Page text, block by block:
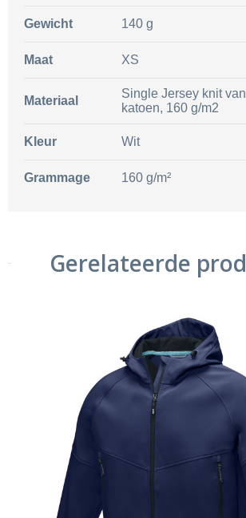
Gewicht 140 g
Maat XS
Materiaal
Single Jersey knit
katoen, 160 g/m2
Kleur Wit
Grammage 160 g/m²
Gerelateerde